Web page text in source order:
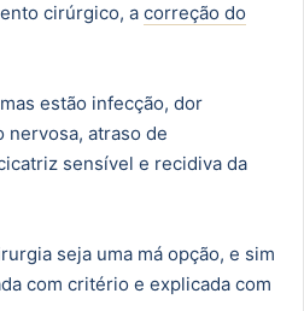
cirúrgico, a correção do
estão infecção, dor
atraso de
sensível e recidiva da
seja uma má opção, e sim
com critério e explicada com